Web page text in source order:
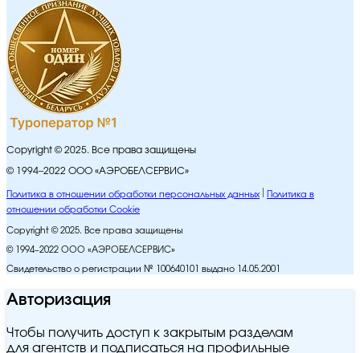
Copyright © 2025. Все права защищены
© 1994–2022 ООО «АЭРОБЕЛСЕРВИС»
Политика в отношении обработки персональных данных
Политика в
отношении обработки Cookie
Copyright © 2025. Все права защищены
© 1994–2022 ООО «АЭРОБЕЛСЕРВИС»
Свидетельство о регистрации № 100640101 выдано 14.05.2001
Авторизация
Чтобы получить доступ к закрытым разделам
для агентств и подписаться на профильные